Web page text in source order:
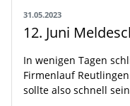
31.05.2023
In wenigen Tagen
Firmenlauf
sollte also schnell